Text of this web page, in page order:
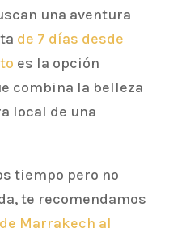
una aventura
de 7 días desde
es la opción
combina la belleza
local de una
tiempo pero no
te recomendamos
Marrakech al